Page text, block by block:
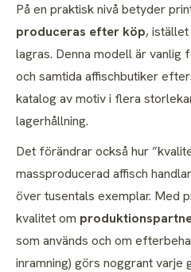
På en praktisk nivå betyder
produceras efter köp,
lagras. Denna modell är vanlig
och samtida affischbutiker
katalog av motiv i flera
lagerhållning.
Det förändrar också hur
massproducerad affisch
över tusentals exemplar. Med
kvalitet om
som används och om
inramning) görs noggrant varje